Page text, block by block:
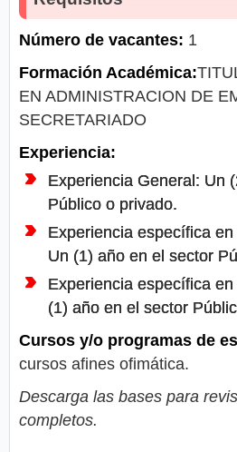
Número de vacantes: 1
Formación Académica:
EN ADMINISTRACION DE
SECRETARIADO
Experiencia:
Experiencia General: Un
Público o privado.
Experiencia específica
Un (1) año en el sector
Experiencia específica
(1) año en el sector
Cursos y/o programas de
cursos afines ofimática.
Descarga las bases para
completos.